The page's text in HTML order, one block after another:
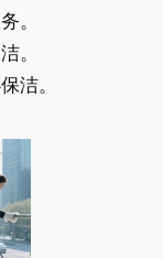
。
。
洁。